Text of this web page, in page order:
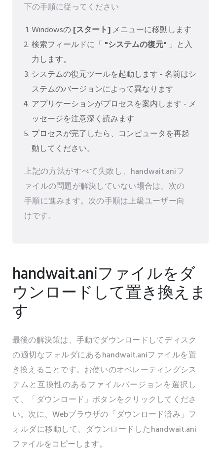
下の手順に従ってください
Windowsの[スタート] メニューに移動します
検索フィールドに「 "システムの復元" 」と入
力します。
システムの復元ツールを起動します - 名前はシ
ステムのバージョンによって異なります
アプリケーションがプロセスを案内します - メ
ッセージを注意深く読みます
プロセスが完了したら、コンピュータを再起
動してください。
上記の方法がすべて失敗し、handwait.aniフ
ァイルの問題が解決していない場合は、次の
手順に進みます。次の手順は上級ユーザー向
けです。
handwait.aniファイルをダ
ウンロードして置き換えま
す
最後の解決策は、手動でダウンロードしてディスク
の適切なフォルダにあるhandwait.aniファイルを置
き換えることです。お使いのオペレーティングシス
テムと互換性のあるファイルバージョンを選択し
て、「ダウンロード」ボタンをクリックしてくださ
い。次に、Webブラウザの「ダウンロード済み」フ
ォルダに移動して、ダウンロードしたhandwait.ani
ファイルをコピーします。